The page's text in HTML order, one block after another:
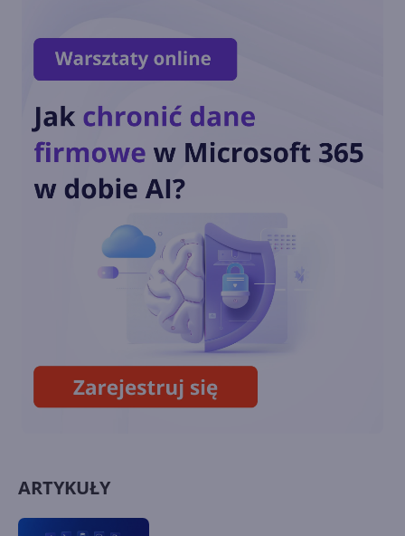
Windows 11 staje się
platformą dla AI i agentów.
Nowości na Ignite 2025
Recall - flagowa funkcja AI w
Windows 11 w końcu wydana
ARTYKUŁY